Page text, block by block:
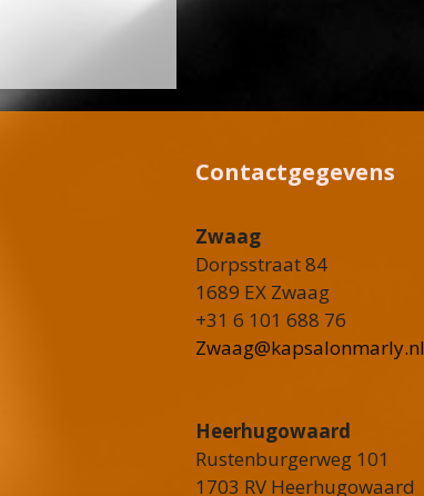
Contactgegevens
Zwaag
Dorpsstraat 84
1689 EX Zwaag
+31 6 101 688 76
Zwaag@kapsalonmarly.nl
Heerhugowaard
Rustenburgerweg 101
1703 RV Heerhugowaard